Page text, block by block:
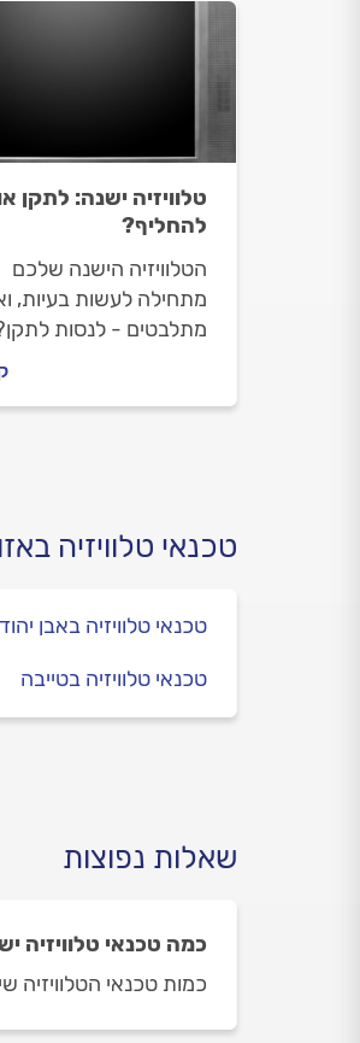
טלוויזיה ישנה: לתקן
להחליף?
הטלוויזיה הישנה שלכם
מתחילה לעשות בעיות,
מתלבטים - לנסות
הזו יש כל-כך הרבה
תנו לנו לעשות לכם
טכנאי טלוויזיה
טכנאי טלוויזיה באבן
טכנאי טלוויזיה בטייבה
שאלות נפוצות
כמה טכנאי טלוויזיה
כמות טכנאי הטלוויזיה שיש לנו